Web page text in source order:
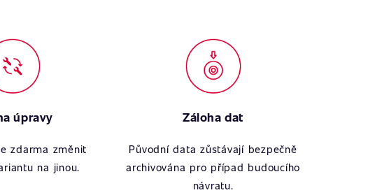
úpravy
zdarma změnit
na jinou.
Záloha dat
Původní data zůstávají bezpečně
archivována pro případ budoucího
návratu.